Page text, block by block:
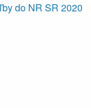
do NR SR 2020